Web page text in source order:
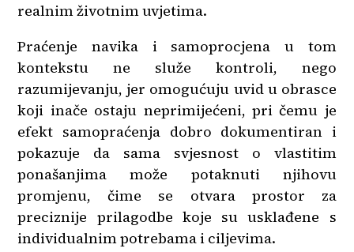
realnim životnim uvjetima.
Praćenje navika i samoprocjena u tom
kontekstu ne služe kontroli, nego
razumijevanju, jer omogućuju uvid u obrasce
koji inače ostaju neprimijećeni, pri čemu je
efekt samopraćenja dobro dokumentiran i
pokazuje da sama svjesnost o vlastitim
ponašanjima može potaknuti njihovu
promjenu, čime se otvara prostor za
preciznije prilagodbe koje su usklađene s
individualnim potrebama i ciljevima.